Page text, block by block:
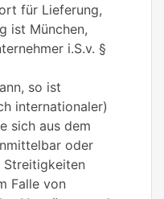
für Lieferung,
ist München,
i.S.v. §
so ist
internationaler)
sich aus dem
oder
Streitigkeiten
Falle von